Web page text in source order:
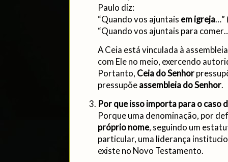
Paulo diz:
“Quando vos ajuntais em igreja…”
“Quando vos ajuntais para
A Ceia está vinculada à
com Ele no meio, exercendo
Portanto, Ceia do Senhor
pressupõeassembleia do Senhor.
Por que isso importa para o caso
Porque uma denominação, por
próprio nome, seguindo um
particular, uma liderança
existe no Novo Testamento.